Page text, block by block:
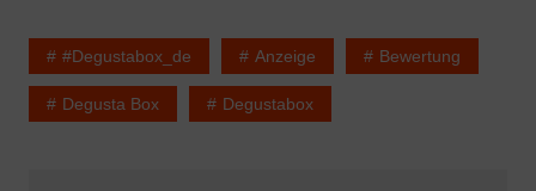
#degustabox_de Anzeige Bewertung
Degusta Box Degustabox